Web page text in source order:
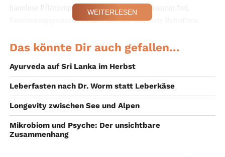
harmlose Pflanzenpollen. Der Körper setzt Histamin frei,
Entzündungsprozesse werden aktiviert und viele Betroffene
Warum gerade Hasel und Birke
Probleme bereiten
Haselpollen
gehören zu
den ersten
WEITERLESEN
Das könnte Dir auch gefallen...
Ayurveda auf Sri Lanka im Herbst
Leberfasten nach Dr. Worm statt Leberkäse
Longevity zwischen See und Alpen
Mikrobiom und Psyche: Der unsichtbare
Zusammenhang